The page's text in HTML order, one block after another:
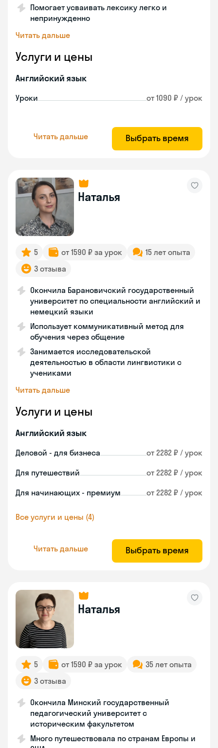
Помогает усваивать лексику легко и
непринужденно
Читать дальше
Услуги и цены
Английский язык
Уроки от 1090 ₽ / урок
Читать дальше Выбрать время
Наталья
5 от 1590 ₽ за урок
15 лет опыта
3 отзыва
Окончила Барановичский государственный
университет по специальности английский и
немецкий языки
Использует коммуникативный метод для
обучения через общение
Занимается исследовательской
деятельностью в области лингвистики с
учениками
Читать дальше
Услуги и цены
Английский язык
Деловой - для бизнеса от 2282 ₽ / урок
Для путешествий от 2282 ₽ / урок
Для начинающих - премиум от 2282 ₽ / урок
Все услуги и цены (4)
Читать дальше Выбрать время
Наталья
5 от 1590 ₽ за урок
35 лет опыта
3 отзыва
Окончила Минский государственный
педагогический университет с
историческим факультетом
Много путешествовала по странам Европы и